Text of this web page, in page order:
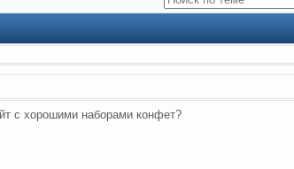
с хорошими наборами конфет?